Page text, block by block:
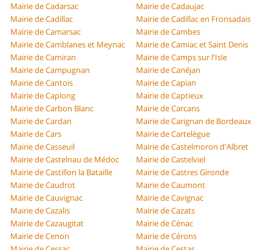
Mairie de Cadarsac
Mairie de Cadaujac
Mairie de Cadillac
Mairie de Cadillac en Fronsadais
Mairie de Camarsac
Mairie de Cambes
Mairie de Camblanes et Meynac
Mairie de Camiac et Saint Denis
Mairie de Camiran
Mairie de Camps sur l'Isle
Mairie de Campugnan
Mairie de Canéjan
Mairie de Cantois
Mairie de Capian
Mairie de Caplong
Mairie de Captieux
Mairie de Carbon Blanc
Mairie de Carcans
Mairie de Cardan
Mairie de Carignan de Bordeaux
Mairie de Cars
Mairie de Cartelègue
Mairie de Casseuil
Mairie de Castelmoron d'Albret
Mairie de Castelnau de Médoc
Mairie de Castelviel
Mairie de Castillon la Bataille
Mairie de Castres Gironde
Mairie de Caudrot
Mairie de Caumont
Mairie de Cauvignac
Mairie de Cavignac
Mairie de Cazalis
Mairie de Cazats
Mairie de Cazaugitat
Mairie de Cénac
Mairie de Cenon
Mairie de Cérons